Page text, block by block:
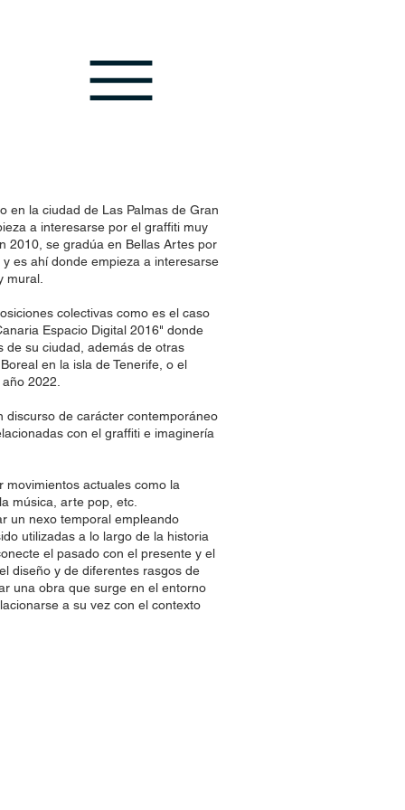
en la ciudad de Las Palmas de Gran
a interesarse por el graffiti muy
2010, se gradúa en Bellas Artes por
es ahí donde empieza a interesarse
mural.
colectivas como es el caso
Espacio Digital 2016" donde
de su ciudad, además de otras
en la isla de Tenerife, o el
2022.
discurso de carácter contemporáneo
con el graffiti e imaginería
movimientos actuales como la
música, arte pop, etc.
un nexo temporal empleando
utilizadas a lo largo de la historia
el pasado con el presente y el
diseño y de diferentes rasgos de
una obra que surge en el entorno
a su vez con el contexto